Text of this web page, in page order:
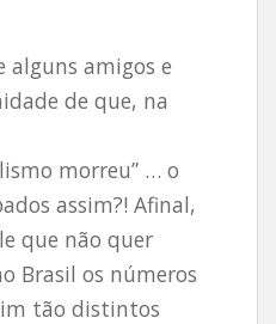
alguns amigos e
de que, na
morreu” … o
assim?! Afinal,
que não quer
Brasil os números
tão distintos